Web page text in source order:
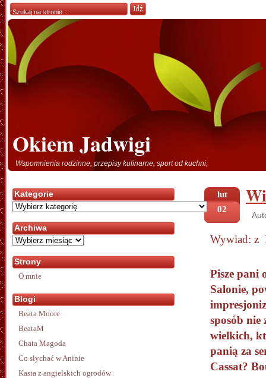
Okiem Jadwigi
Wspomnienia rodzinne, przepisy kulinarne, sport od kuchni,
lut
02
Wywiad: z
Pisze pani
Salonie,
sposób nie
wielkich,
panią za
Cassat?
Kategorie
Kategorie
Archiwa
Archiwa
Strony
O mnie
Blogi
Beata Moore
BeataM
Chata Magoda
Co słychać w Aninie
Kasia z angielskich ogrodów